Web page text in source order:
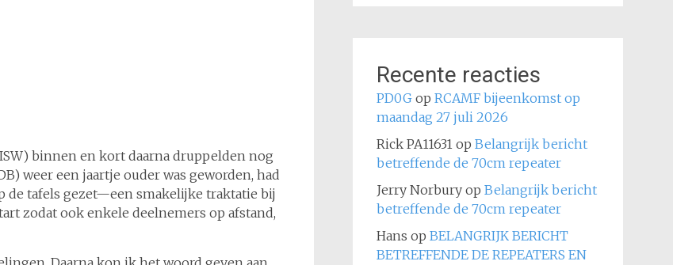
binnen en kort daarna druppelden nog
weer een jaartje ouder was geworden, had
de tafels gezet—een smakelijke traktatie bij
zodat ook enkele deelnemers op afstand,
Recente reacties
PD0Gop RCAMF bijeenkomst op
maandag 27 juli 2026
Rick PA11631 op Belangrijk bericht
betreffende de 70cm repeater
Jerry Norburyop Belangrijk bericht
betreffende de 70cm repeater
Hans op BELANGRIJK BERICHT
BETREFFENDE DE REPEATERS EN